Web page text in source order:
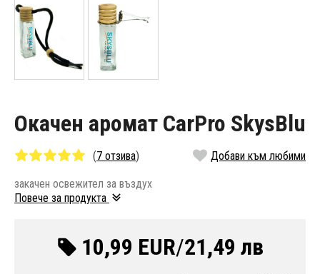
Окачен аромат CarPro SkysBlu
(7 отзива) Добави към любими
закачен освежител за въздух
Повече за продукта
10,99 EUR/21,49 лв